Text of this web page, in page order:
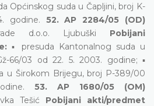
Općinskog suda u Čapljini, broj K-
godine. 52. AP 2284/05 (OD)
d.o.o. Ljubuški Pobijani
▪ presuda Kantonalnog suda u
66/03 od 22. 5. 2003. godine; ▪
u Širokom Brijegu, broj P-389/00
53. AP 1680/05 (OM)
Tešić Pobijani akti/predmet